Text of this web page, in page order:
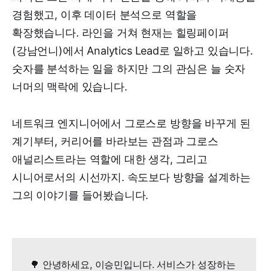
경험했고, 이후 데이터 분석으로 역할을
확장했습니다. 라인을 거쳐 현재는 힐링페이퍼
(강남언니)에서 Analytics Lead로 일하고 있습니다.
숫자를 분석하는 일을 하지만 그의 관심은 늘 숫자
너머의 맥락에 있습니다.
네트워크 엔지니어에서 그로스로 방향을 바꾸게 된
계기부터, 커리어를 바라보는 관점과 그로스
애널리스트라는 역할에 대한 생각, 그리고
시니어로서의 시선까지. 속도보다 방향을 설계하는
그의 이야기를 들어봤습니다.
🌳 안녕하세요, 이승민입니다. 서비스가 성장하는